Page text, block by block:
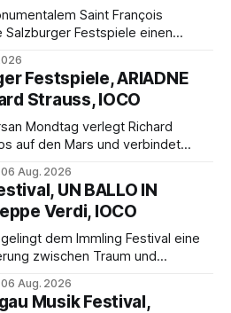
Saint François
Salzburger Festspiele einen
Maxime Pascal entfaltet
Philippe Sly berührt als
Festspiele, ARIADNE
Strauss, IOCO
Mondtag verlegt Richard
auf den Mars und verbindet
und den Wiener
bleibt der zweite Akt jedoch
06 Aug. 2026
UN BALLO IN
Verdi, IOCO
dem Immling Festival eine
zwischen Traum und
Bildern, getragen von
und einer musikalisch
06 Aug. 2026
Musik Festival,